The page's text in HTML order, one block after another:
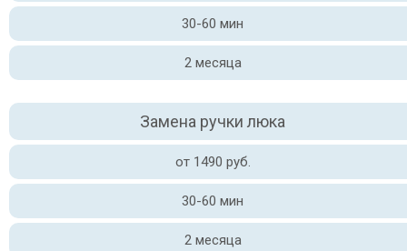
30-60 мин
2 месяца
Замена ручки люка
от 1490 руб.
30-60 мин
2 месяца